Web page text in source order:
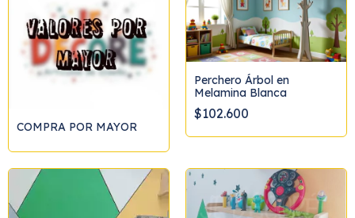
COMPRA POR MAYOR
Perchero Árbol en
Melamina Blanca
$102.600